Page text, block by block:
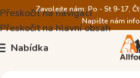
Přeskočit na navigaci
Přeskočit na hlavní obsah
Zavolejte nám: Po - St 9-17,
Napište nám
Nabídka